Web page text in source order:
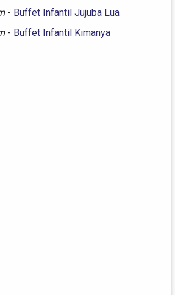
- Buffet Infantil Jujuba Lua
- Buffet Infantil Kimanya